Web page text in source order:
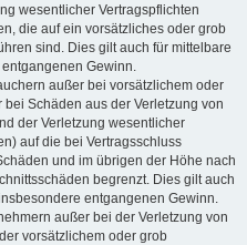
wesentlicher Vertragspflichten
die auf ein vorsätzliches oder grob
sind. Dies gilt auch für mittelbare
Gewinn.
außer bei vorsätzlichem oder
Schäden aus der Verletzung von
der Verletzung wesentlicher
auf die bei Vertragsschluss
und im übrigen der Höhe nach
begrenzt. Dies gilt auch
entgangenen Gewinn.
außer bei der Verletzung von
vorsätzlichem oder grob